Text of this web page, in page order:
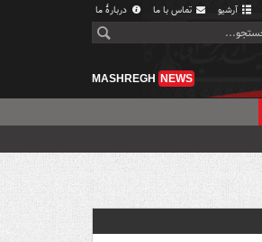
آرشیو تماس با ما دربارهٔ ما
MASHREGH NEWS